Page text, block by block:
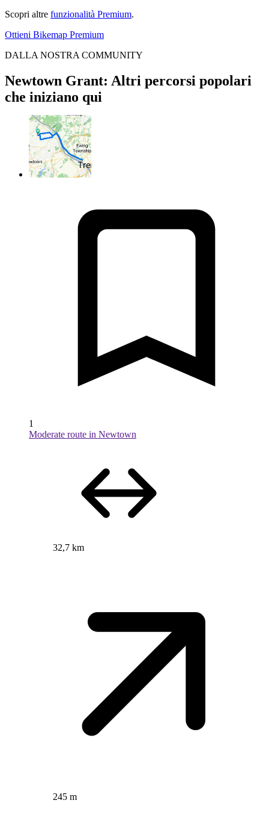
Scopri altre funzionalità Premium.
Ottieni Bikemap Premium
DALLA NOSTRA COMMUNITY
Newtown Grant: Altri percorsi popolari
che iniziano qui
1
Moderate route in Newtown
32,7 km
245 m